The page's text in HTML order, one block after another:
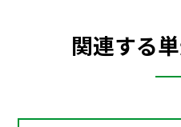
関連する